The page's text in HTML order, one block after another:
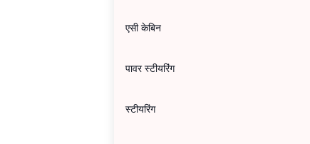
एसी केबिन
पावर स्टीयरिंग
स्टीयरिंग